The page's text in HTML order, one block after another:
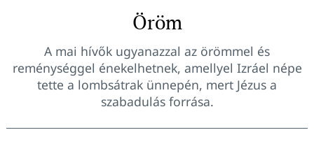
Öröm
A mai hívők ugyanazzal az örömmel és
reménységgel énekelhetnek, amellyel Izráel népe
tette a lombsátrak ünnepén, mert Jézus a
szabadulás forrása.